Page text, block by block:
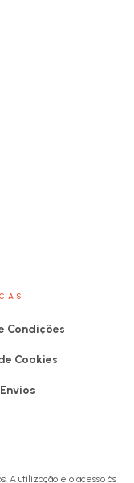
Condições
Cookies
A utilização e o acesso às